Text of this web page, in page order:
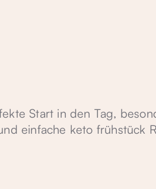
Start in den Tag,
einfache keto frühstück